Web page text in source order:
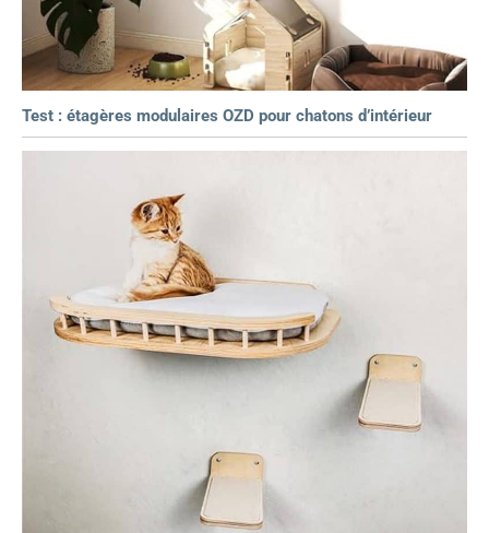
Test : étagères modulaires OZD pour chatons d’intérieur